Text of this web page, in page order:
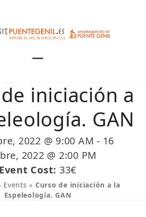
mobile
menu
mobile
menu
iniciación a
GAN
2022 @ 9:00 AM - 16
2022 @ 2:00 PM
Event Cost: 33€
Events » Curso de iniciación a la
Espeleología. GAN